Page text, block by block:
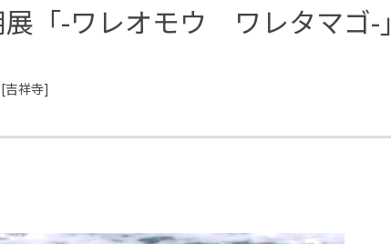
「-ワレオモウ ワレタマゴ-」
[吉祥寺]